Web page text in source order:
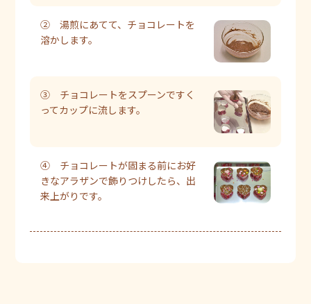
② 湯煎にあてて、チョコレートを
溶かします。
③ チョコレートをスプーンですく
ってカップに流します。
④ チョコレートが固まる前にお好
きなアラザンで飾りつけしたら、出
来上がりです。